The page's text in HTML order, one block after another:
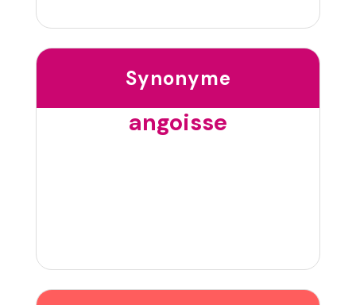
Synonyme
angoisse